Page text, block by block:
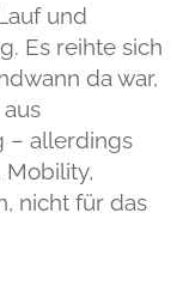
und
Es reihte sich
da war,
– allerdings
Mobility,
nicht für das